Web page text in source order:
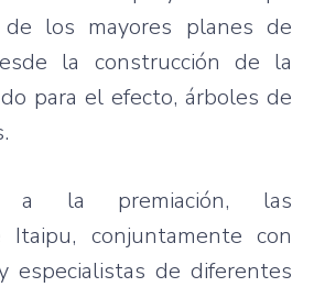
de los mayores planes de
la construcción de la
para el efecto, árboles de
a la premiación, las
Itaipu, conjuntamente con
especialistas de diferentes